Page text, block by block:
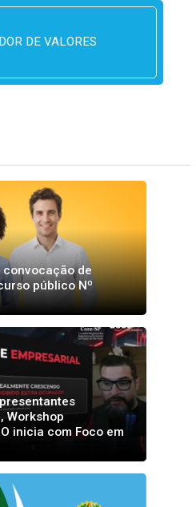
DE VALORES
convocação de
público Nº
Workshop
inicia com Foco em